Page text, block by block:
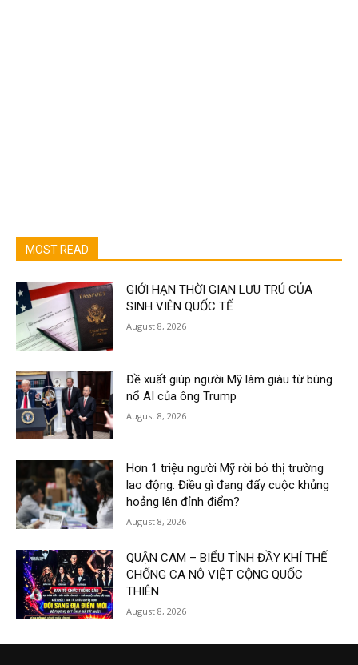
MOST READ
GIỚI HẠN THỜI GIAN LƯU TRÚ CỦA
SINH VIÊN QUỐC TẾ
August 8, 2026
Đề xuất giúp người Mỹ làm giàu từ bùng
nổ AI của ông Trump
August 8, 2026
Hơn 1 triệu người Mỹ rời bỏ thị trường
lao động: Điều gì đang đẩy cuộc khủng
hoảng lên đỉnh điểm?
August 8, 2026
QUẬN CAM – BIỂU TÌNH ĐẦY KHÍ THẾ
CHỐNG CA NÔ VIỆT CỘNG QUỐC
THIÊN
August 8, 2026